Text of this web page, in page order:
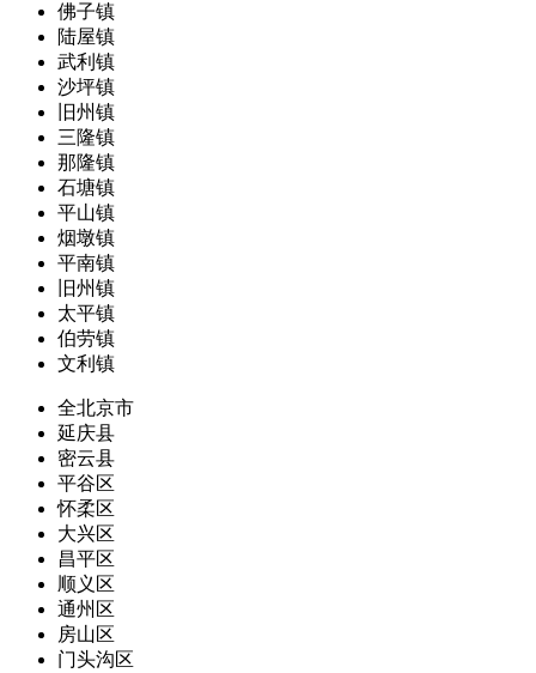
佛子镇
陆屋镇
武利镇
沙坪镇
旧州镇
三隆镇
那隆镇
石塘镇
平山镇
烟墩镇
平南镇
旧州镇
太平镇
伯劳镇
文利镇
全北京市
延庆县
密云县
平谷区
怀柔区
大兴区
昌平区
顺义区
通州区
房山区
门头沟区